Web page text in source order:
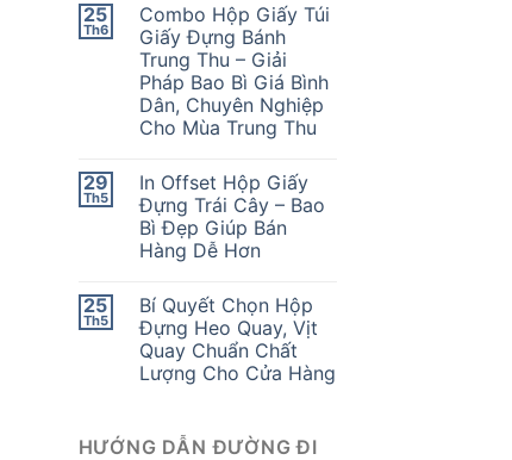
25
Th6
Combo Hộp Giấy Túi
Giấy Đựng Bánh
Trung Thu – Giải
Pháp Bao Bì Giá Bình
Dân, Chuyên Nghiệp
Cho Mùa Trung Thu
29
Th5
In Offset Hộp Giấy
Đựng Trái Cây – Bao
Bì Đẹp Giúp Bán
Hàng Dễ Hơn
25
Th5
Bí Quyết Chọn Hộp
Đựng Heo Quay, Vịt
Quay Chuẩn Chất
Lượng Cho Cửa Hàng
HƯỚNG DẪN ĐƯỜNG ĐI